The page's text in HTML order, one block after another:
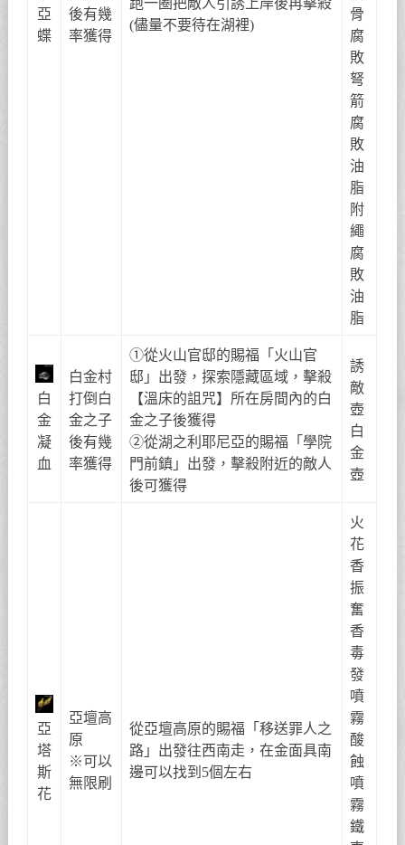
亞
蝶
後有幾
率獲得
(儘量不要待在湖裡)
骨
腐
敗
弩
箭
腐
敗
油
脂
附
繩
腐
敗
油
脂
白
金
凝
血
白金村
打倒白
金之子
後有幾
率獲得
①從火山官邸的賜福「火山官
邸」出發，探索隱藏區域，擊殺
【溫床的詛咒】所在房間內的白
金之子後獲得
②從湖之利耶尼亞的賜福「學院
門前鎮」出發，擊殺附近的敵人
後可獲得
誘
敵
壺
白
金
壺
亞
塔
斯
花
亞壇高
原
※可以
無限刷
從亞壇高原的賜福「移送罪人之
路」出發往西南走，在金面具南
邊可以找到5個左右
火
花
香
振
奮
香
毒
發
噴
霧
酸
蝕
噴
霧
鐵